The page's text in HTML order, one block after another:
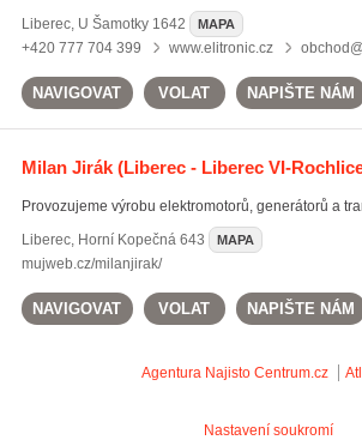
Liberec, U Šamotky 1642 MAPA
+420 777 704 399 www.elitronic.cz
NAVIGOVAT VOLAT NAPIŠTE NÁM
Milan Jirák(Liberec - Liberec VI-
Provozujeme výrobu elektromotorů, generátorů a
Liberec, Horní Kopečná 643 MAPA
mujweb.cz/milanjirak/
NAVIGOVAT VOLAT NAPIŠTE NÁM
Agentura Najisto Centrum.cz
Nastavení soukromí